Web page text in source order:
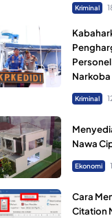
Kriminal
Narkoba
Kriminal
Nawa
Ekonomi
Cara
Citation